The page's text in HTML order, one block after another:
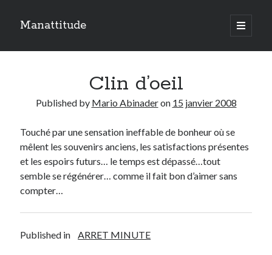
Manattitude
open
primary
Sidebar
Le réveil de l’ange…
TOUTES LES PUBLICATIONS
TOUTES
PUBLICATIONS
Search
Clin d’oeil
Published by Mario Abinaderon 15 janvier 2008
Touché par une sensation ineffable de bonheur où se
mêlent les souvenirs anciens, les satisfactions présentes
et les espoirs futurs… le temps est dépassé…tout
semble serégénérer… comme il fait bon d’aimer sans
compter…
Published in ARRET MINUTE